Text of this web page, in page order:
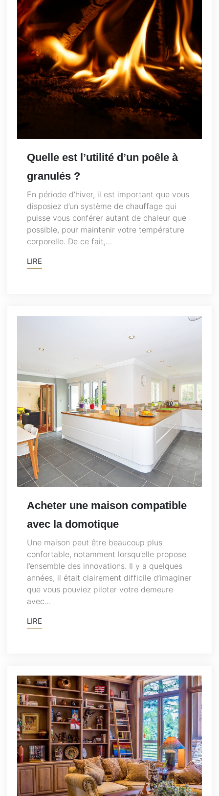
Quelle est l’utilité d’un poêle à
granulés ?
En période d’hiver, il est important que vous
disposiez d’un système de chauffage qui
puisse vous conférer autant de chaleur que
possible, pour maintenir votre température
corporelle. De ce fait,…
LIRE
Acheter une maison compatible
avec la domotique
Une maison peut être beaucoup plus
confortable, notamment lorsqu’elle propose
l’ensemble des innovations. Il y a quelques
années, il était clairement difficile d’imaginer
que vous pouviez piloter votre demeure
avec…
LIRE